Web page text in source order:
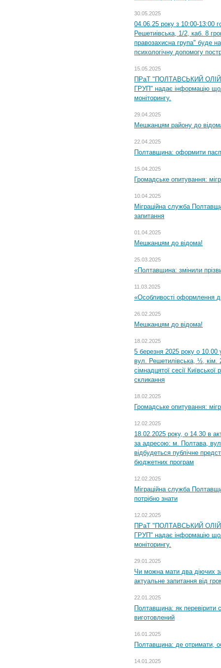
30.05.2025
04.06.25 року з 10:00-13:00
Решетиівська, 1/2, каб. 8
правозахисна група" буде
психологічну допомогу
15.05.2025
ПРаТ "ПОЛТАВСЬКИЙ
ГРУП" надає інформацію
моніторингу.
29.04.2025
Мешканцям району до
22.04.2025
Полтавщина: оформити
15.04.2025
Громадське опитування:
10.04.2025
Міграційна служба
запитання
01.04.2025
Мешканцям до відома!
25.03.2025
«Полтавщина: змінили
11.03.2025
«Особливості оформлення
26.02.2025
Мешканцям до відома!
18.02.2025
5 березня 2025 року о 10.00
вул. Решетилівська, ½, кім.
сімнадцятої сесії
скликання
18.02.2025
Громадське опитування:
12.02.2025
18.02.2025 року, о 14.30 в
за адресою: м. Полтава,
відбудеться публічне
бюджетних програм
12.02.2025
Міграційна служба
потрібно знати
12.02.2025
ПРаТ "ПОЛТАВСЬКИЙ
ГРУП" надає інформацію
моніторингу.
29.01.2025
Чи можна мати два діючих
актуальне запитання від
22.01.2025
Полтавщина: як перевірити
виготовлений
16.01.2025
Полтавщина: де отримати,
14.01.2025